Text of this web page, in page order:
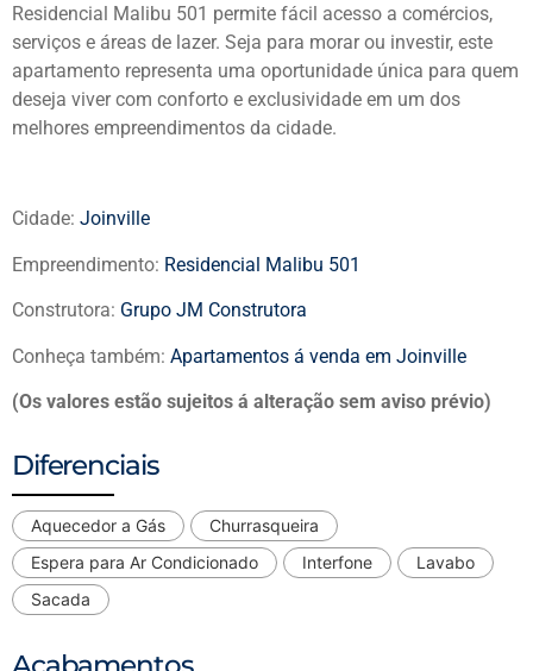
Residencial Malibu 501 permite fácil acesso a comércios,
serviços e áreas de lazer. Seja para morar ou investir, este
apartamento representa uma oportunidade única para quem
deseja viver com conforto e exclusividade em um dos
melhores empreendimentos da cidade.
Cidade: Joinville
Empreendimento: Residencial Malibu 501
Construtora: Grupo JM Construtora
Conheça também: Apartamentos á venda em Joinville
(Os valores estão sujeitos á alteração sem aviso prévio)
Diferenciais
Aquecedor a Gás
Churrasqueira
Espera para Ar Condicionado
Interfone
Lavabo
Sacada